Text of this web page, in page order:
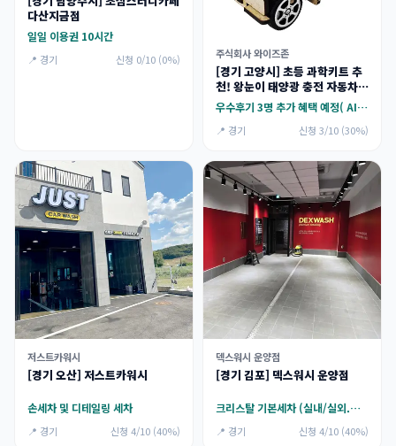
다산지금점
일일 이용권 10시간
📍 경기 신청 0/10 (0%) 주식회사 와이즈존
[경기 고양시] 초등 과학키트 추
천! 왕눈이 태양광 충전 자동차
만들기 체험단 모집
우수후기 3명 추가 혜택 예정( AI 휴지통 만들기 키트)
📍 경기 신청 3/10 (30%)
저스트카워시
[경기 오산] 저스트카워시
손세차 및 디테일링 세차
📍 경기 신청 4/10 (40%)
덱스워시 운양점
[경기 김포] 덱스워시 운양점
크리스탈 기본세차 (실내/실외.휠.퀵디테일러(물왁스)
📍 경기 신청 4/10 (40%)